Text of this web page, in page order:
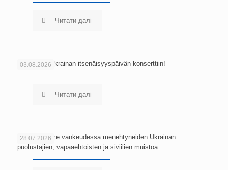
Читати далі
03.08.2026
Tervetuloa Ukrainan itsenäisyyspäivän konserttiin!
Читати далі
28.07.2026
Kunnioitamme vankeudessa menehtyneiden Ukrainan
puolustajien, vapaaehtoisten ja siviilien muistoa